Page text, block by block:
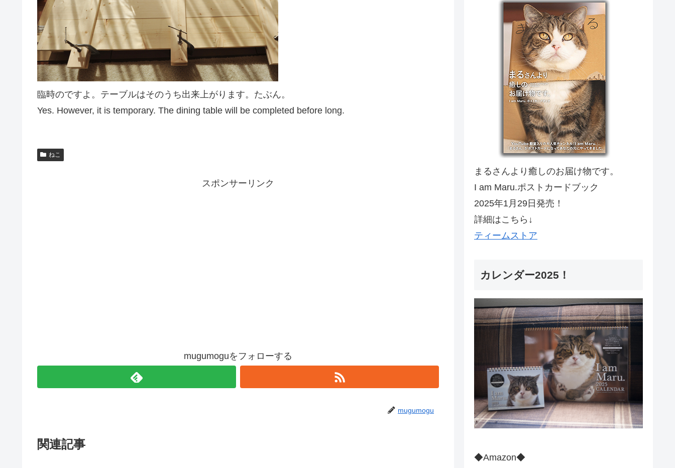
臨時のですよ。テーブルはそのうち出来上がります。たぶん。
Yes. However, it is temporary. The dining table will be completed before long.
ねこ
スポンサーリンク
mugumoguをフォローする
mugumogu
関連記事
まるさんより癒しのお届け物です。
I am Maru.ポストカードブック
2025年1月29日発売！
詳細はこちら↓
ティームストア
カレンダー2025！
◆Amazon◆